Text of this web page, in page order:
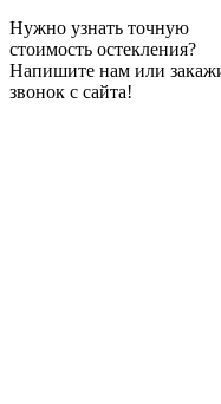
Нужно узнать точную
стоимость остекления?
Напишите нам или
звонок с сайта!